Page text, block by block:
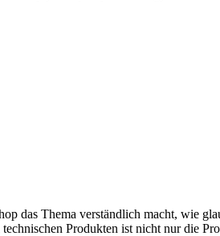
das Thema verständlich macht, wie
Produkten ist nicht nur die